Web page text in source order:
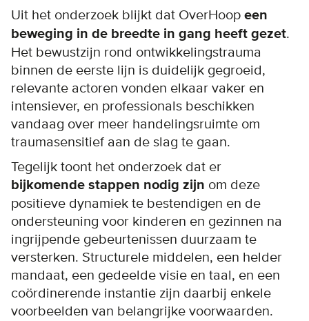
Uit het onderzoek blijkt dat OverHoop een
beweging in de breedte in gang heeft gezet.
Het bewustzijn rond ontwikkelingstrauma
binnen de eerste lijn is duidelijk gegroeid,
relevante actoren vonden elkaar vaker en
intensiever, en professionals beschikken
vandaag over meer handelingsruimte om
traumasensitief aan de slag te gaan.
Tegelijk toont het onderzoek dat er
bijkomende stappen nodig zijn om deze
positieve dynamiek te bestendigen en de
ondersteuning voor kinderen en gezinnen na
ingrijpende gebeurtenissen duurzaam te
versterken. Structurele middelen, een helder
mandaat, een gedeelde visie en taal, en een
coördinerende instantie zijn daarbij enkele
voorbeelden van belangrijke voorwaarden.